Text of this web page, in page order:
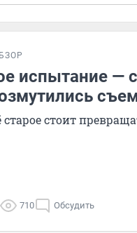
испытание —
старое стоит
710 Обсудить